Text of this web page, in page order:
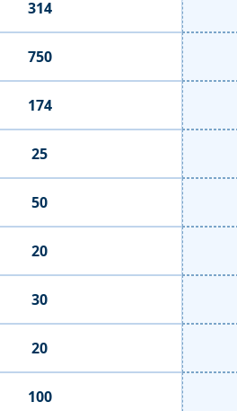
314
750
174
25
50
20
30
20
100